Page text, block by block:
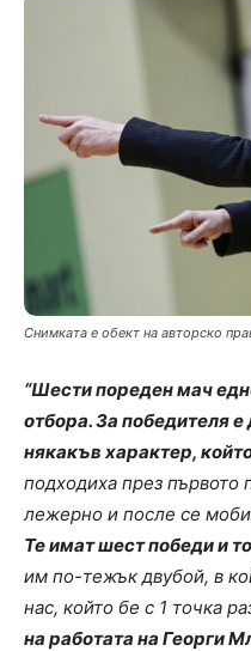
Снимката е обект на авторско
“Шести пореден мач
отбора. За победителя
някакъв характер,
подходиха през
лежерно и после се
Те имат шест победи и
им по-тежък двубой, в
нас, който бе с 1 точка
на работата на Георги